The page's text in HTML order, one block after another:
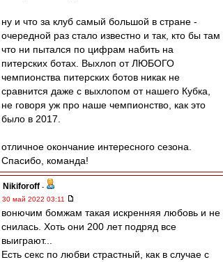
ну и что за клуб самый большой в стране -
очередной раз стало известно и так, кто бы там
что ни пытался по цифрам набить на
питерских ботах. Выхлоп от ЛЮБОГО
чемпионства питерских ботов никак не
сравнится даже с выхлопом от нашего Кубка,
не говоря уж про наше чемпионство, как это
было в 2017.
отличное окончание интересного сезона.
Спасибо, команда!
Nikiforoff -
30 май 2022 03:11
вонючим бомжам такая искренняя любовь и не
снилась. Хоть они 200 лет подряд все
выиграют...
Есть секс по любви страстный, как в случае с